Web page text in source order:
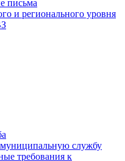
письма
и регионального уровня
службу
требования к